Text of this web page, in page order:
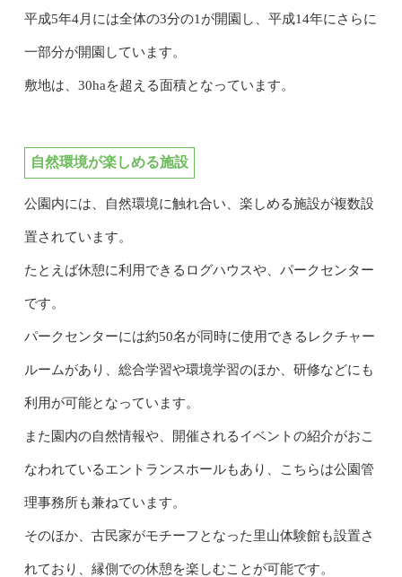
平成5年4月には全体の3分の1が開園し、平成14年にさらに
一部分が開園しています。
敷地は、30haを超える面積となっています。
自然環境が楽しめる施設
公園内には、自然環境に触れ合い、楽しめる施設が複数設
置されています。
たとえば休憩に利用できるログハウスや、パークセンター
です。
パークセンターには約50名が同時に使用できるレクチャー
ルームがあり、総合学習や環境学習のほか、研修などにも
利用が可能となっています。
また園内の自然情報や、開催されるイベントの紹介がおこ
なわれているエントランスホールもあり、こちらは公園管
理事務所も兼ねています。
そのほか、古民家がモチーフとなった里山体験館も設置さ
れており、縁側での休憩を楽しむことが可能です。